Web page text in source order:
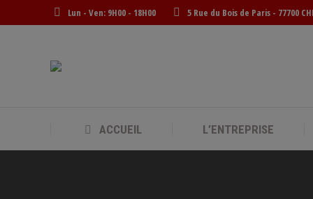
Lun - Ven: 9H00 - 18H00 5 Rue du Bois de Paris - 77700
ACCUEIL L’ENTREPRISE